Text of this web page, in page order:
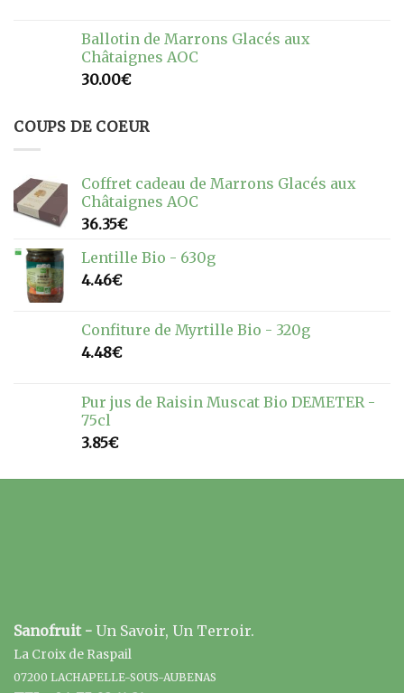
Ballotin de Marrons Glacés aux
Châtaignes AOC
30.00€
COUPS DE COEUR
Coffret cadeau de Marrons Glacés aux
Châtaignes AOC
36.35€
Lentille Bio - 630g
4.46€
Confiture de Myrtille Bio - 320g
4.48€
Pur jus de Raisin Muscat Bio DEMETER -
75cl
3.85€
Sanofruit - Un Savoir, Un Terroir.
La Croix de Raspail
07200 LACHAPELLE-SOUS-AUBENAS